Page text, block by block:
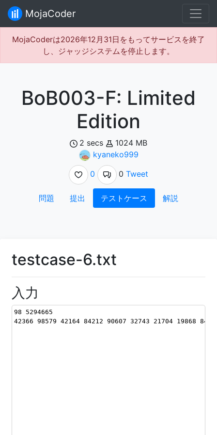
MojaCoder
MojaCoderは2026年12月31日をもってサービスを終了
し、ジャッジシステムを停止します。
BoB003-F: Limited
Edition
2 secs
1024 MB
kyaneko999
0
0 Tweet
問題 提出 テストケース 解説
testcase-6.txt
入力
98 5294665
42366 98579 42164 84212 90607 32743 21704 19868